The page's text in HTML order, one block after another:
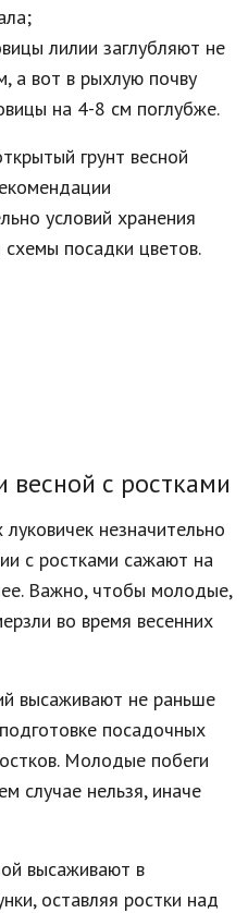
лилии заглубляют не
а вот в рыхлую почву
на 4-8 см поглубже.
грунт весной
условий хранения
схемы посадки цветов.
весной с ростками
незначительно
с ростками сажают на
Важно, чтобы молодые,
во время весенних
высаживают не раньше
посадочных
Молодые побеги
случае нельзя, иначе
высаживают в
оставляя ростки над